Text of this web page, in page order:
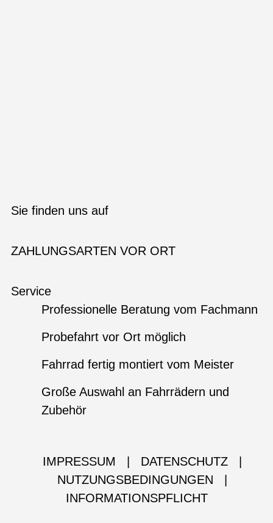
Sie finden uns auf
ZAHLUNGSARTEN VOR ORT
Service
Professionelle Beratung vom Fachmann
Probefahrt vor Ort möglich
Fahrrad fertig montiert vom Meister
Große Auswahl an Fahrrädern und
Zubehör
IMPRESSUM DATENSCHUTZ
NUTZUNGSBEDINGUNGEN
INFORMATIONSPFLICHT